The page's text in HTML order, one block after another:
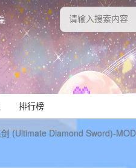
排行榜
(Ultimate Diamond Sword)-